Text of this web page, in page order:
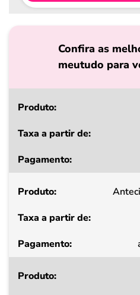
Confira as
meutudo para
Produto
a
de
Pagamento